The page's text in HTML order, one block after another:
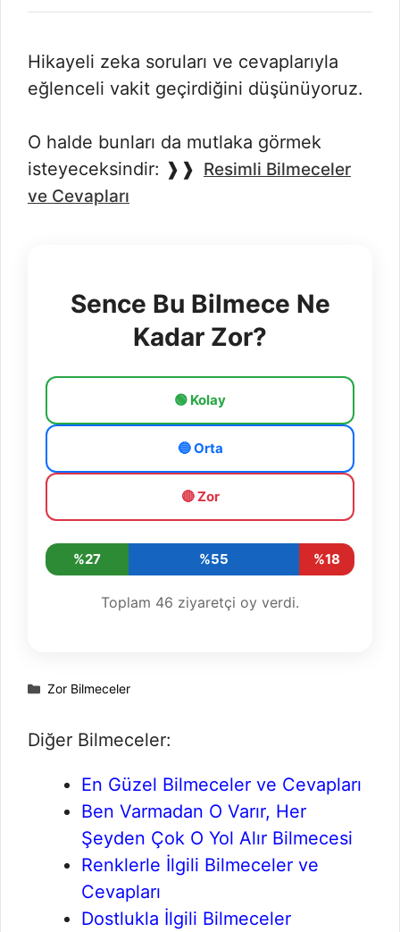
Hikayeli zeka soruları ve cevaplarıyla
eğlenceli vakit geçirdiğini düşünüyoruz.
O halde bunları da mutlaka görmek
isteyeceksindir: ❱❱ Resimli Bilmeceler
ve Cevapları
Sence Bu Bilmece Ne
Kadar Zor?
🟢 Kolay
🔵 Orta
🔴 Zor
%27 %55 %18
Toplam 46 ziyaretçi oy verdi.
Kategoriler
Zor Bilmeceler
Diğer Bilmeceler:
En Güzel Bilmeceler ve Cevapları
Ben Varmadan O Varır, Her
Şeyden Çok O Yol Alır Bilmecesi
Renklerle İlgili Bilmeceler ve
Cevapları
Dostlukla İlgili Bilmeceler